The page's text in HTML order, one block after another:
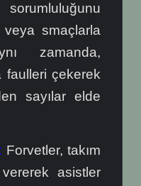
veya smaçlarla
zamanda,
faulleri çekerek
sayılar elde
Forvetler, takım
asistler